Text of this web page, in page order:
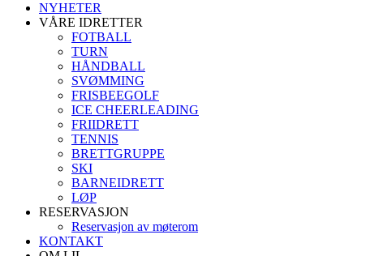
NYHETER
VÅRE IDRETTER
FOTBALL
TURN
HÅNDBALL
SVØMMING
FRISBEEGOLF
ICE CHEERLEADING
FRIIDRETT
TENNIS
BRETTGRUPPE
SKI
BARNEIDRETT
LØP
RESERVASJON
Reservasjon av møterom
KONTAKT